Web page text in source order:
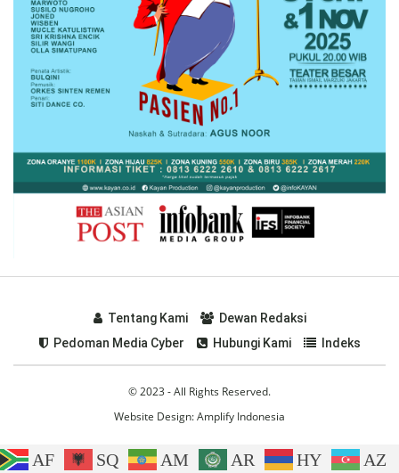
Tentang Kami
Dewan Redaksi
Pedoman Media Cyber
Hubungi Kami Indeks
© 2023 - All Rights Reserved.
Website Design:Amplify Indonesia
AF SQ AM AR HY
AZ